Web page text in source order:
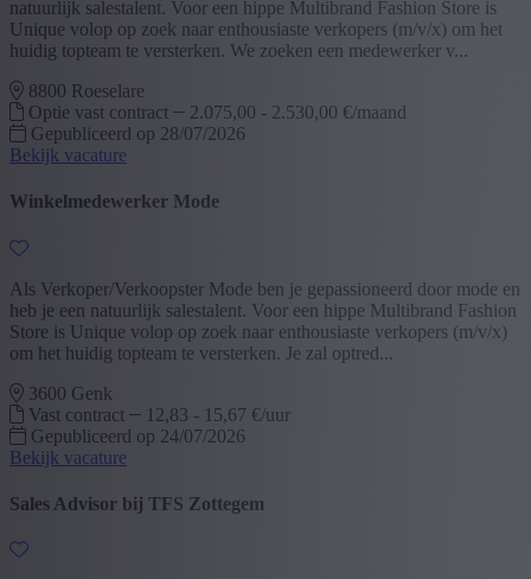
natuurlijk salestalent. Voor een hippe Multibrand Fashion Store is
Unique volop op zoek naar enthousiaste verkopers (m/v/x) om het
huidig topteam te versterken. We zoeken een medewerker v...
8800 Roeselare
Optie vast contract
2.075,00 - 2.530,00 €/maand
Gepubliceerd op 28/07/2026
Bekijk vacature
Winkelmedewerker Mode
Als Verkoper/Verkoopster Mode ben je gepassioneerd door mode en
heb je een natuurlijk salestalent. Voor een hippe Multibrand Fashion
Store is Unique volop op zoek naar enthousiaste verkopers (m/v/x)
om het huidig topteam te versterken. Je zal optred...
3600 Genk
Vast contract
12,83 - 15,67 €/uur
Gepubliceerd op 24/07/2026
Bekijk vacature
Sales Advisor bij TFS Zottegem